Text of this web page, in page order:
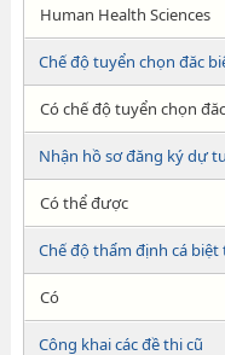
Human Health Sciences
Chế độ tuyển chọn đăc
Có chế độ tuyển chọn
Nhận hồ sơ đăng ký dự
Có thể được
Chế độ thẩm định cá
Có
Công khai các đề thi cũ